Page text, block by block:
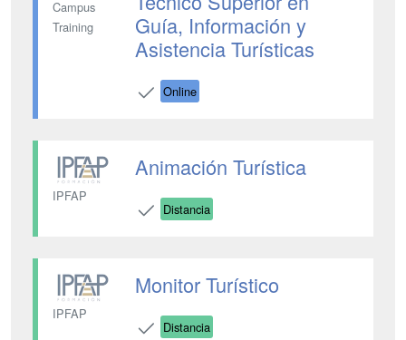
Campus
Training
Guía, Información y
Asistencia Turísticas
Online
IPFAP
Animación Turística
Distancia
IPFAP
Monitor Turístico
Distancia